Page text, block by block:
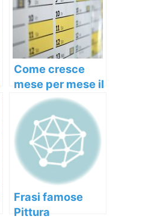
Come cresce
mese per mese il
pancione in
gravidanza
Frasi famose
Pittura